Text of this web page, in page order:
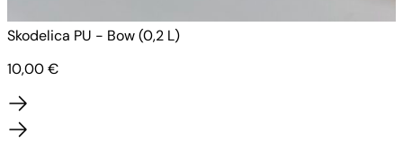
Skodelica PU - Bow (0,2 L)
10,00€